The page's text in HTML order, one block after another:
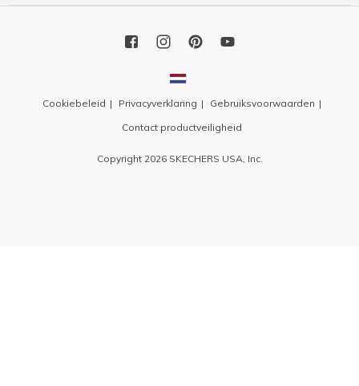
Cookiebeleid Privacyverklaring
Gebruiksvoorwaarden
Contact productveiligheid
Copyright 2026 SKECHERS USA, Inc.